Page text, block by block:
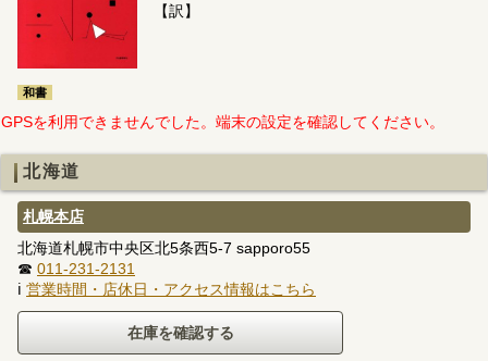
和書
【訳】
GPSを利用できませんでした。端末の設定を確認してください。
北海道
札幌本店
北海道札幌市中央区北5条西5-7 sapporo55
☎ 011-231-2131
ℹ 営業時間・店休日・アクセス情報はこちら